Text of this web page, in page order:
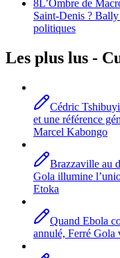
8L’Ombre de
Saint-Denis ?
politiques
Les plus lus -
Cédric
et une référence
Marcel Kabongo
Brazzaville au
Gola illumine
Etoka
Quand Ebola
annulé, Ferré Gola